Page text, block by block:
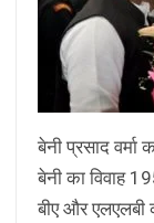
बेनी प्रसाद
बेनी का विवाह
बीए और एलएलबी